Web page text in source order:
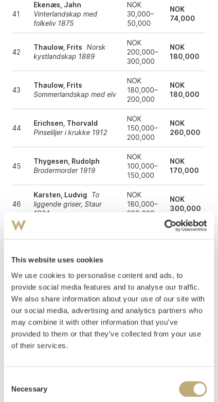
This website uses cookies
We use cookies to personalise content and ads, to
provide social media features and to analyse our traffic.
We also share information about your use of our site with
our social media, advertising and analytics partners who
may combine it with other information that you’ve
provided to them or that they’ve collected from your use
of their services.
Selection
Necessary
41
Ekenæs, Jahn
Vinterlandskap med
folkeliv 1875
NOK
30,000–
50,000
NOK
74,000
42
Thaulow, Frits Norsk
kystlandskap 1889
NOK
200,000–
300,000
NOK
180,000
43
Thaulow, Frits
Sommerlandskap med elv
NOK
180,000–
200,000
NOK
180,000
44
Erichsen, Thorvald
Pinseliljer i krukke 1912
NOK
150,000–
200,000
NOK
260,000
45
Thygesen, Rudolph
Brodermorder 1919
NOK
100,000–
150,000
NOK
170,000
46
Karsten, Ludvig
To
liggende griser, Staur
1924
NOK
180,000–
200,000
NOK
300,000
49
Midelfart, Willi Sittende
mann i kystlandskap
30,000–
40,000
NOK
30,000
Storstein, Aage
Kystlandskap
NOK
40,000–
60,000
NOK
48,000
Sørensen, Henrik
52
Holbø, Kristen
NOK
14,000